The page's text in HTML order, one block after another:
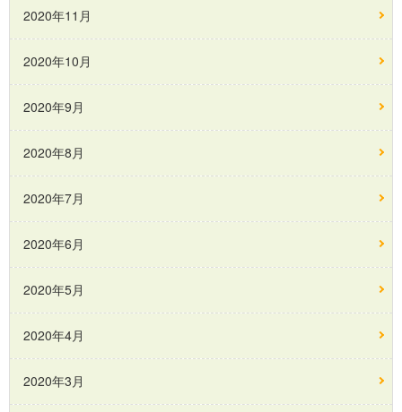
2020年11月
2020年10月
2020年9月
2020年8月
2020年7月
2020年6月
2020年5月
2020年4月
2020年3月